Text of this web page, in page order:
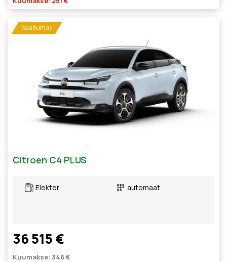
Saabumas
Citroen C4 PLUS
Elekter automaat
36 515 €
Kuumakse: 346 €